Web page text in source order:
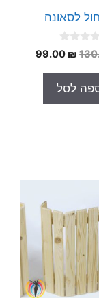
לסאונה
המחיר
היה:
99.00 ₪
המחיר
לסל